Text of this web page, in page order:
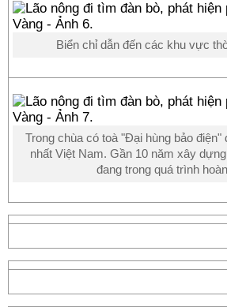
Biển chỉ dẫn đến các khu vực
Trong chùa có toà "Đại hùng bảo
nhất Việt Nam. Gần 10 năm xây
đang trong quá trình